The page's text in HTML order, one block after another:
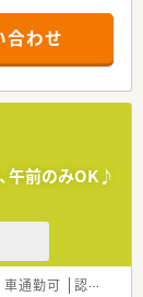
合わせ
午前のみOK♪
車通勤可 認定薬剤師取得支援あり